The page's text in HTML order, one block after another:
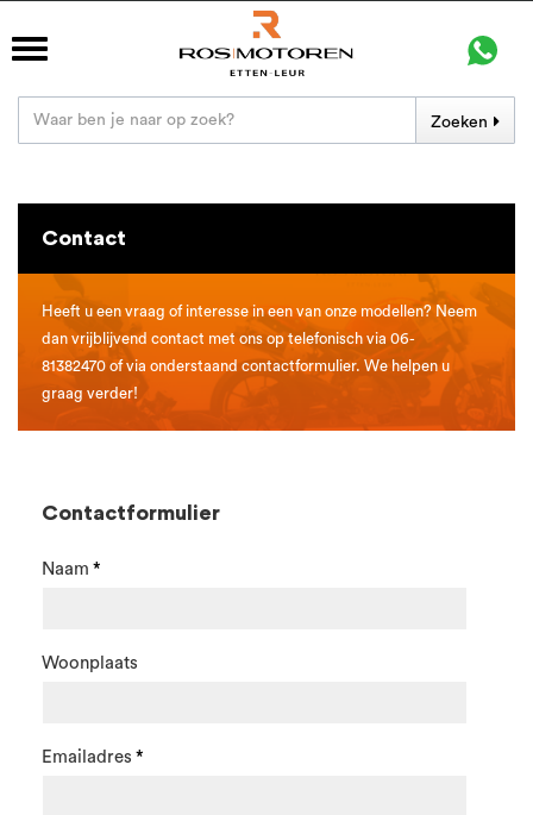
Zoeken
Contact
Heeft u een vraag of interesse in een van onze modellen? Neem
dan vrijblijvend contact met ons op telefonisch via 06-
81382470 of via onderstaand contactformulier. We helpen u
graag verder!
Contactformulier
Naam
Woonplaats
Emailadres